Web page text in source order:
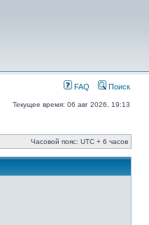
FAQ Поиск
Текущее время: 06 авг 2026, 19:13
Часовой пояс: UTC + 6 часов